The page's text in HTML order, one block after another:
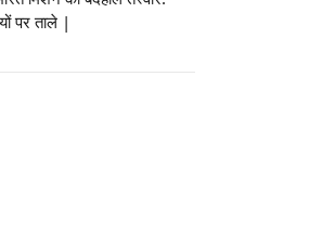
पर ताले |